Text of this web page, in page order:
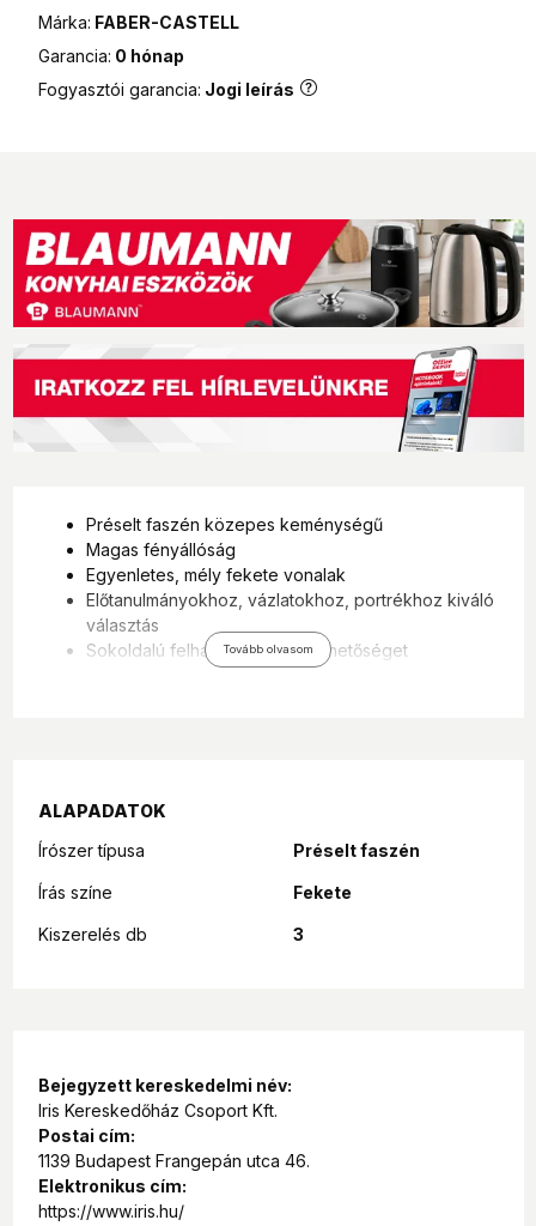
Márka: FABER-CASTELL
Garancia: 0 hónap
Fogyasztói garancia: Jogi leírás
Préselt faszén közepes keménységű
Magas fényállóság
Egyenletes, mély fekete vonalak
Előtanulmányokhoz, vázlatokhoz, portrékhoz kiváló
választás
Sokoldalú felhasználásra ad lehetőséget
Tovább olvasom
ALAPADATOK
Írószer típusa
Préselt faszén
Írás színe Fekete
Kiszerelés db 3
Bejegyzett kereskedelmi név:
Iris Kereskedőház Csoport Kft.
Postai cím:
1139 Budapest Frangepán utca 46.
Elektronikus cím:
https://www.iris.hu/